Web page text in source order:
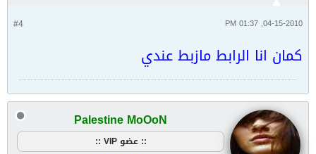
#4 04-15-2010, 01:37 PM
كمان انا الرابط مازبط عندي
Palestine MoOoN
:: عضو VIP ::